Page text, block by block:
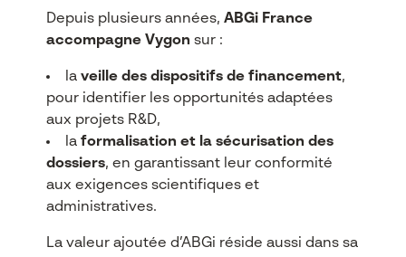
Depuis plusieurs années, ABGi France
accompagne Vygon sur :
la veille des dispositifs de financement,
pour identifier les opportunités adaptées
aux projets R&D,
la formalisation et la sécurisation des
dossiers, en garantissant leur conformité
aux exigences scientifiques et
administratives.
La valeur ajoutée d’ABGi réside aussi dans sa